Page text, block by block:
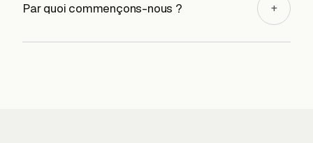
Par quoi commençons-nous ? +